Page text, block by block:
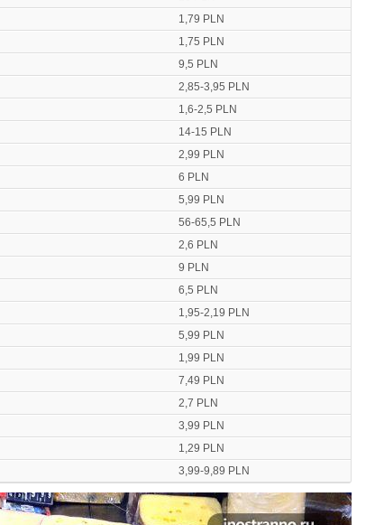
1,79 PLN
1,75 PLN
9,5 PLN
2,85-3,95 PLN
1,6-2,5 PLN
14-15 PLN
2,99 PLN
6 PLN
5,99 PLN
56-65,5 PLN
2,6 PLN
9 PLN
6,5 PLN
1,95-2,19 PLN
5,99 PLN
1,99 PLN
7,49 PLN
2,7 PLN
3,99 PLN
1,29 PLN
3,99-9,89 PLN